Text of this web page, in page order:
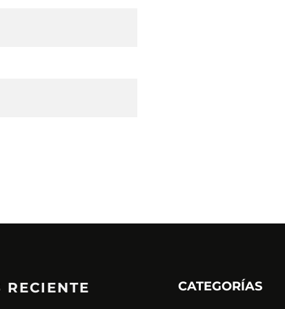
RECIENTE CATEGORÍAS